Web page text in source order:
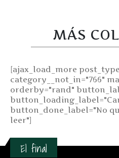
MÁS
[ajax_load_more
category__not_in="766"
orderby="rand"
button_done_label="No
leer"]
El final